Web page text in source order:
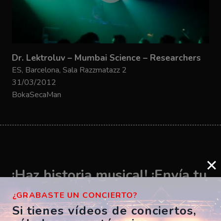
Dr. Lektroluv – Mumbai Science – Researchers
ES, Barcelona, Sala Razzmatazz 2
31/03/2012
BokaSecaMan
¡Haz historia musical! ¡Envía tu
vídeo ahora!
¿GRABASTE UN CONCIERTO?
Si tienes vídeos de conciertos,